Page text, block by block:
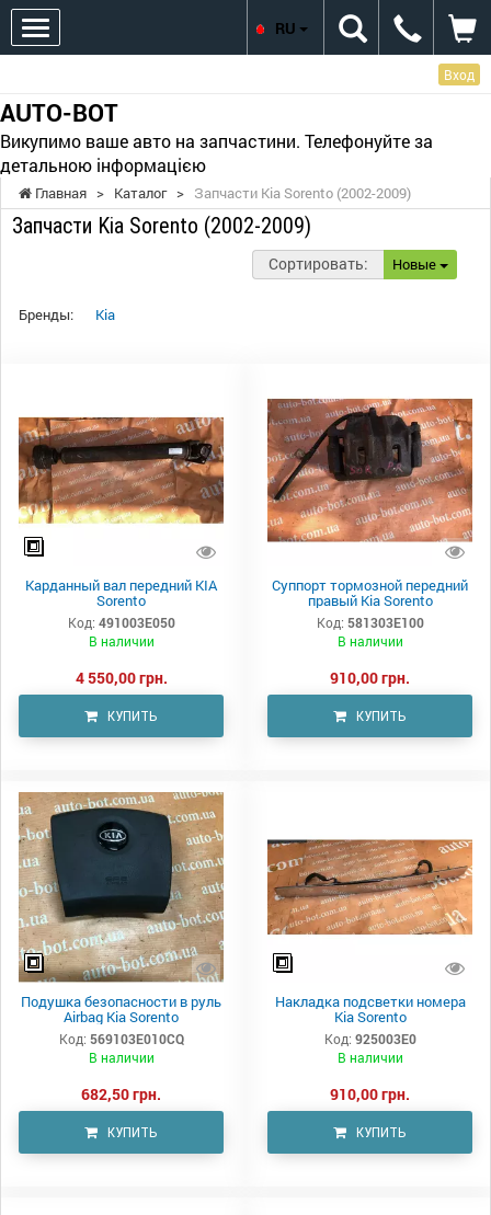
Вход
AUTO-BOT
Викупимо ваше авто на запчастини. Телефонуйте за
детальною інформацією
RU
Главная > Каталог > Запчасти Kia Sorento (2002-2009)
Запчасти Kia Sorento (2002-2009)
Сортировать: Новые
Бренды: Kia
Карданный вал передний KIA
Sorento
Код: 491003E050
В наличии
4 550,00 грн.
КУПИТЬ
Суппорт тормозной передний
правый Kia Sorento
Код: 581303E100
В наличии
910,00 грн.
КУПИТЬ
Подушка безопасности в руль
Airbag Kia Sorento
Код: 569103E010CQ
В наличии
682,50 грн.
КУПИТЬ
Накладка подсветки номера
Kia Sorento
Код: 925003E0
В наличии
910,00 грн.
КУПИТЬ